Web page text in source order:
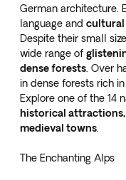
German architecture.
language and cultural
Despite their small
wide range of
dense forests . Over
in dense forests rich
Explore one of the 14
historical
medieval towns
The Enchanting Alps